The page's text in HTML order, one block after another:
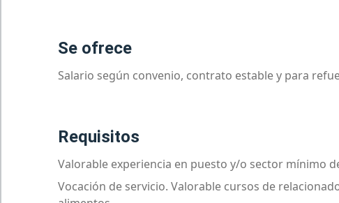
se ofrece
Salario según convenio, contrato estable y para
requisitos
Valorable experiencia en puesto y/o sector mínimo
Vocación de servicio. Valorable cursos de